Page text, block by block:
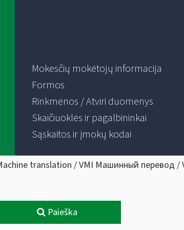
Mokesčių mokėtojų informacija
Formos
Rinkmenos / Atviri duomenys
Skaičiuoklės ir pagalbininkai
Sąskaitos ir įmokų kodai
translation / VMI Машинный перевод
Paieška